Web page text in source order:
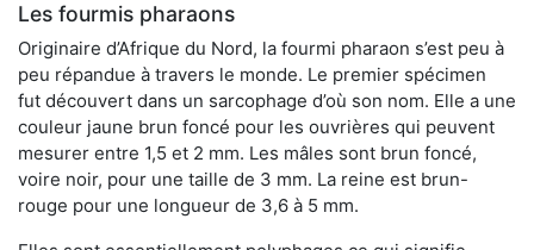
Les fourmis pharaons
Originaire d’Afrique du Nord, la fourmi pharaon s’est peu à
peu répandue à travers le monde. Le premier spécimen
fut découvert dans un sarcophage d’où son nom. Elle a une
couleur jaune brun foncé pour les ouvrières qui peuvent
mesurer entre 1,5 et 2 mm. Les mâles sont brun foncé,
voire noir, pour une taille de 3 mm. La reine est brun-
rouge pour une longueur de 3,6 à 5 mm.